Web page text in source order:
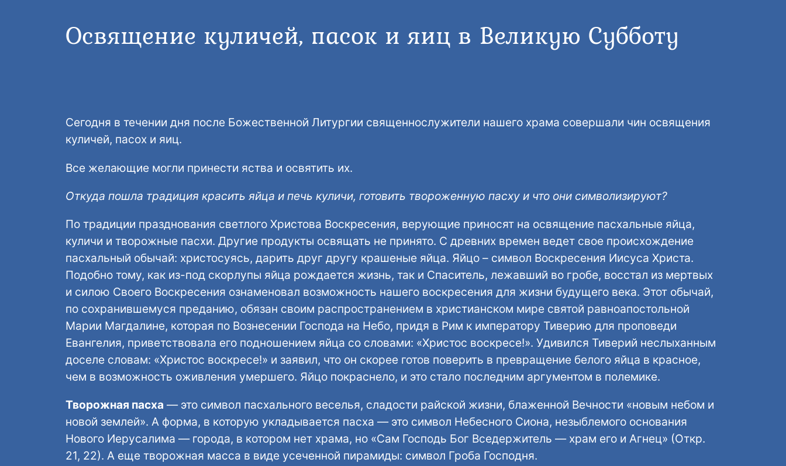
Освящение куличей, пасок и яиц в Великую Субботу
Сегодня в течении дня после Божественной Литургии священнослужители нашего храма совершали чин освящения
куличей, пасох и яиц.
Все желающие могли принести яства и освятить их.
Откуда пошла традиция красить яйца и печь куличи, готовить твороженную пасху и что они символизируют?
По традиции празднования светлого Христова Воскресения, верующие приносят на освящение пасхальные яйца,
куличи и творожные пасхи. Другие продукты освящать не принято. С древних времен ведет свое происхождение
пасхальный обычай: христосуясь, дарить друг другу крашеные яйца. Яйцо – символ Воскресения Иисуса Христа.
Подобно тому, как из-под скорлупы яйца рождается жизнь, так и Спаситель, лежавший во гробе, восстал из мертвых
и силою Своего Воскресения ознаменовал возможность нашего воскресения для жизни будущего века. Этот обычай,
по сохранившемуся преданию, обязан своим распространением в христианском мире святой равноапостольной
Марии Магдалине, которая по Вознесении Господа на Небо, придя в Рим к императору Тиверию для проповеди
Евангелия, приветствовала его подношением яйца со словами: «Христос воскресе!». Удивился Тиверий неслыханным
доселе словам: «Христос воскресе!» и заявил, что он скорее готов поверить в превращение белого яйца в красное,
чем в возможность оживления умершего. Яйцо покраснело, и это стало последним аргументом в полемике.
Творожная пасха — это символ пасхального веселья, сладости райской жизни, блаженной Вечности «новым небом и
новой землей». А форма, в которую укладывается пасха — это символ Небесного Сиона, незыблемого основания
Нового Иерусалима — города, в котором нет храма, но «Сам Господь Бог Вседержитель — храм его и Агнец» (Откр.
21, 22). А еще творожная масса в виде усеченной пирамиды: символ Гроба Господня.